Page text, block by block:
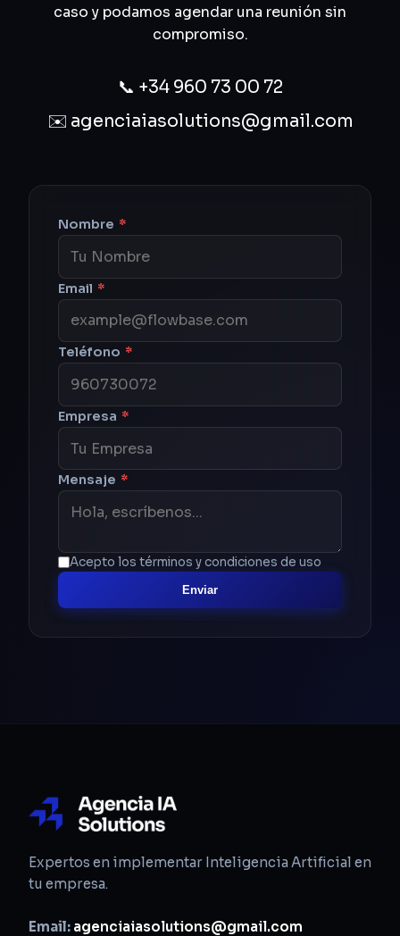
caso y podamos agendar una reunión sin
compromiso.
📞 +34 960 73 00 72
✉️ agenciaiasolutions@gmail.com
Nombre *
Email *
Teléfono *
Empresa *
Mensaje *
Acepto los términos y condiciones de uso
Enviar
Expertos en implementar Inteligencia Artificial en
tu empresa.
Email: agenciaiasolutions@gmail.com